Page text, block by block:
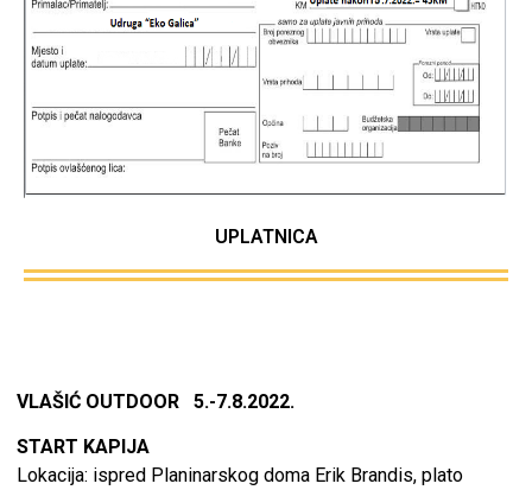
UPLATNICA
VLAŠIĆ OUTDOOR 5.-7.8.2022.
START KAPIJA
Lokacija: ispred Planinarskog doma Erik Brandis, plato